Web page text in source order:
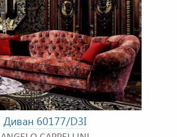
Диван 60177/D3I